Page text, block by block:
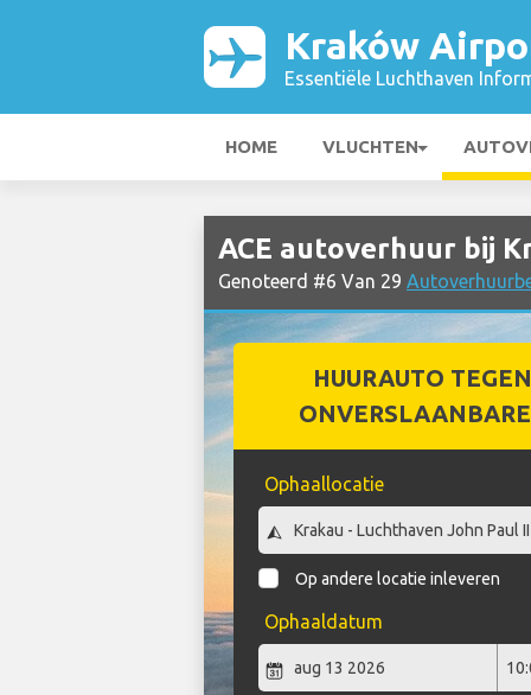
Kraków
Essentiële Luchthaven
HOME VLUCHTEN
ACE autoverhuur bij
Genoteerd #6 Van 29
HUURAUTO
Ophaallocatie
Op andere locatie inleveren
Ophaaldatum